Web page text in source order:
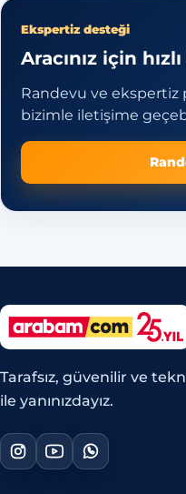
Ekspertiz desteği
Aracınız için
Randevu ve ekspertiz
bizimle iletişime
Tarafsız, güvenilir ve
ile yanınızdayız.